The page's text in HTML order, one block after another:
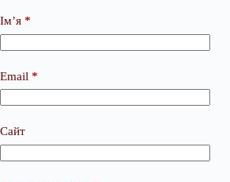
Ім’я *
Email *
Сайт